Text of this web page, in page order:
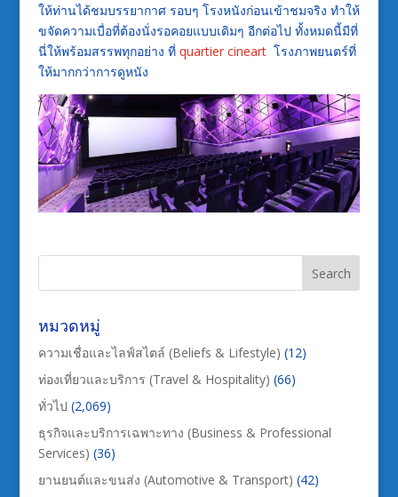
ให้ท่านได้ชมบรรยากาศ รอบๆ โรงหนังก่อนเข้าชมจริง ทำให้
ขจัดความเบื่อที่ต้องนั่งรอคอยแบบเดิมๆ อีกต่อไป ทั้งหมดนี้มีที่
นี่ให้พร้อมสรรพทุกอย่าง ที่ quartier cineartโรงภาพยนตร์ที่
ให้มากกว่าการดูหนัง
หมวดหมู่
ความเชื่อและไลฟ์สไตล์ (Beliefs & Lifestyle) (12)
ท่องเที่ยวและบริการ (Travel & Hospitality) (66)
ทั่วไป (2,069)
ธุรกิจและบริการเฉพาะทาง (Business & Professional
Services) (36)
ยานยนต์และขนส่ง (Automotive & Transport) (42)